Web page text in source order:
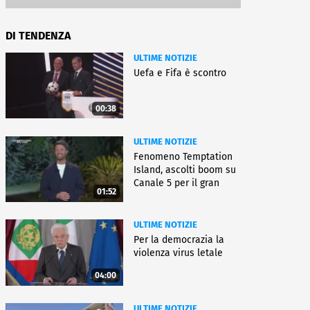
DI TENDENZA
00:38
ULTIME NOTIZIE
Uefa e Fifa è scontro
01:52
ULTIME NOTIZIE
Fenomeno Temptation
Island, ascolti boom su
Canale 5 per il gran
04:00
ULTIME NOTIZIE
Per la democrazia la
violenza virus letale